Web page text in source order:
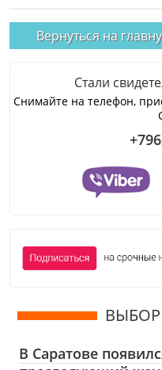
Вернуться на
Стали
Снимайте на телефон,
В Саратове